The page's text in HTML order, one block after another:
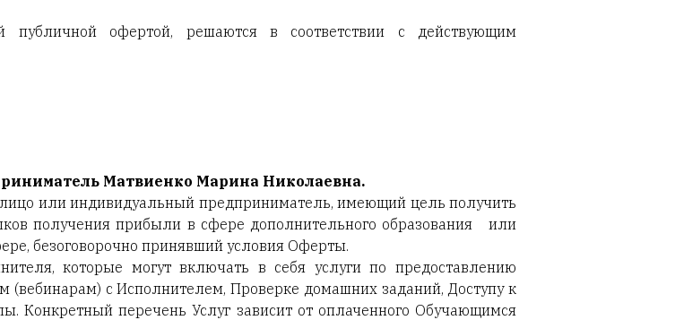
публичной офертой, решаются в соответствии с действующим
Матвиенко Марина Николаевна.
или индивидуальный предприниматель, имеющий цель получить
получения прибыли в сфере дополнительного образования или
безоговорочно принявший условия Оферты.
которые могут включать в себя услуги по предоставлению
(вебинарам) с Исполнителем, Проверке домашних заданий, Доступу к
Конкретный перечень Услуг зависит от оплаченного Обучающимся